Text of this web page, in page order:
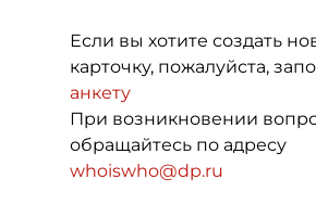
Если вы хотите создать
карточку, пожалуйста,
анкету
При возникновении
обращайтесь по адресу
whoiswho@dp.ru